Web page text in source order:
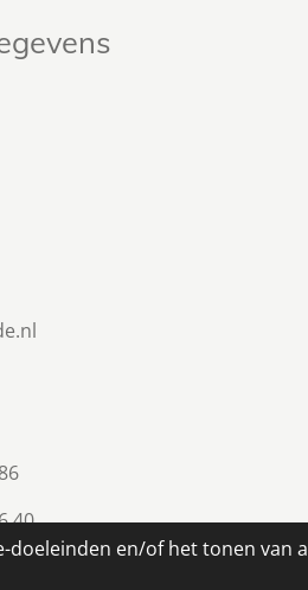
doeleinden en/of het tonen
40